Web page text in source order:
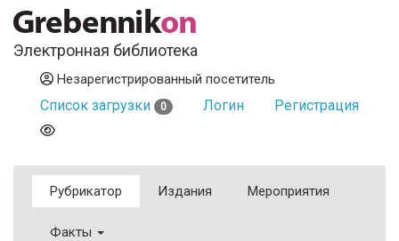
Электронная библиотека
Незарегистрированный посетитель
Список загрузки 0 Логин Регистрация
Рубрикатор Издания Мероприятия
Факты